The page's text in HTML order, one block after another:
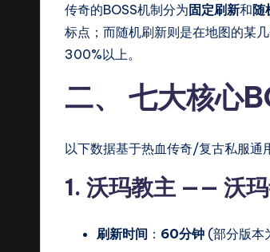
sf
传奇的BOSS机制分为固定刷新和随
标点；而随机刷新则是在地图的某
300%以上。
二、 七大核心
以下数据基于热血传奇/复古私服通
1. 沃玛教主 —— 沃
刷新时间 ： 60分钟 (部分版本